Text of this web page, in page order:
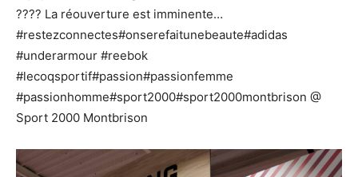
???? La réouverture est imminente…
#restezconnectes#onserefaitunebeaute#adidas
#underarmour #reebok
#lecoqsportif#passion#passionfemme
#passionhomme#sport2000#sport2000montbrison @
Sport 2000 Montbrison